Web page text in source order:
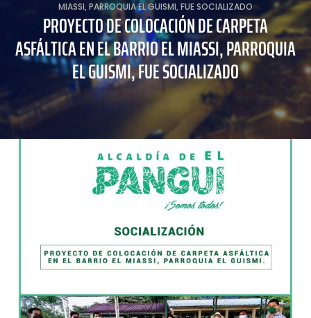
MIASSI, PARROQUIA EL GUISMI, FUE SOCIALIZADO
PROYECTO DE COLOCACIÓN DE CARPETA
ASFÁLTICA EN EL BARRIO EL MIASSI, PARROQUIA
EL GUISMI, FUE SOCIALIZADO